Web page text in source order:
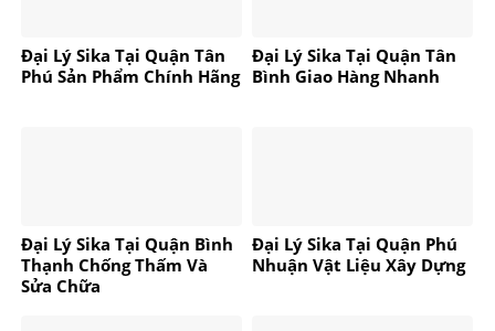
Đại Lý Sika Tại Quận Tân
Phú Sản Phẩm Chính Hãng
Đại Lý Sika Tại Quận Tân
Bình Giao Hàng Nhanh
Đại Lý Sika Tại Quận Bình
Thạnh Chống Thấm Và
Sửa Chữa
Đại Lý Sika Tại Quận Phú
Nhuận Vật Liệu Xây Dựng